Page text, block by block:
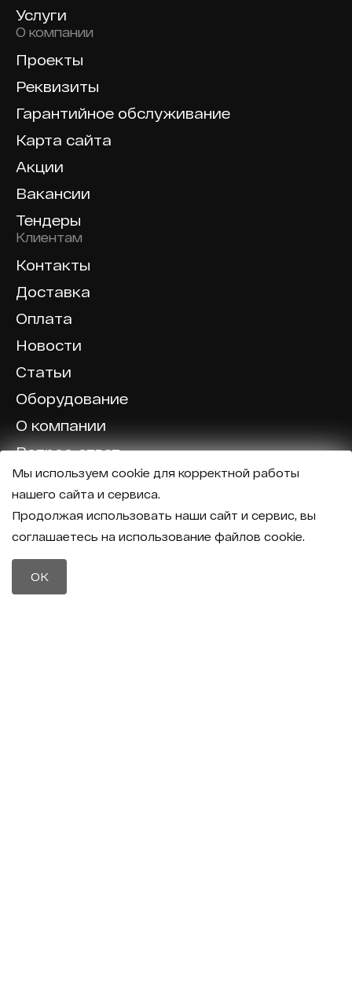
Услуги
О компании
Проекты
Реквизиты
Гарантийное обслуживание
Карта сайта
Акции
Вакансии
Тендеры
Клиентам
Контакты
Доставка
Оплата
Новости
Статьи
Оборудование
О компании
Вопрос-ответ
Отзывы
Политика конфиденциальности
8 (800) 600-40-37
Мы используем cookie для корректной работы
нашего сайта и сервиса.
Продолжая использовать наши сайт и сервис, вы
соглашаетесь на использование файлов cookie.
OK